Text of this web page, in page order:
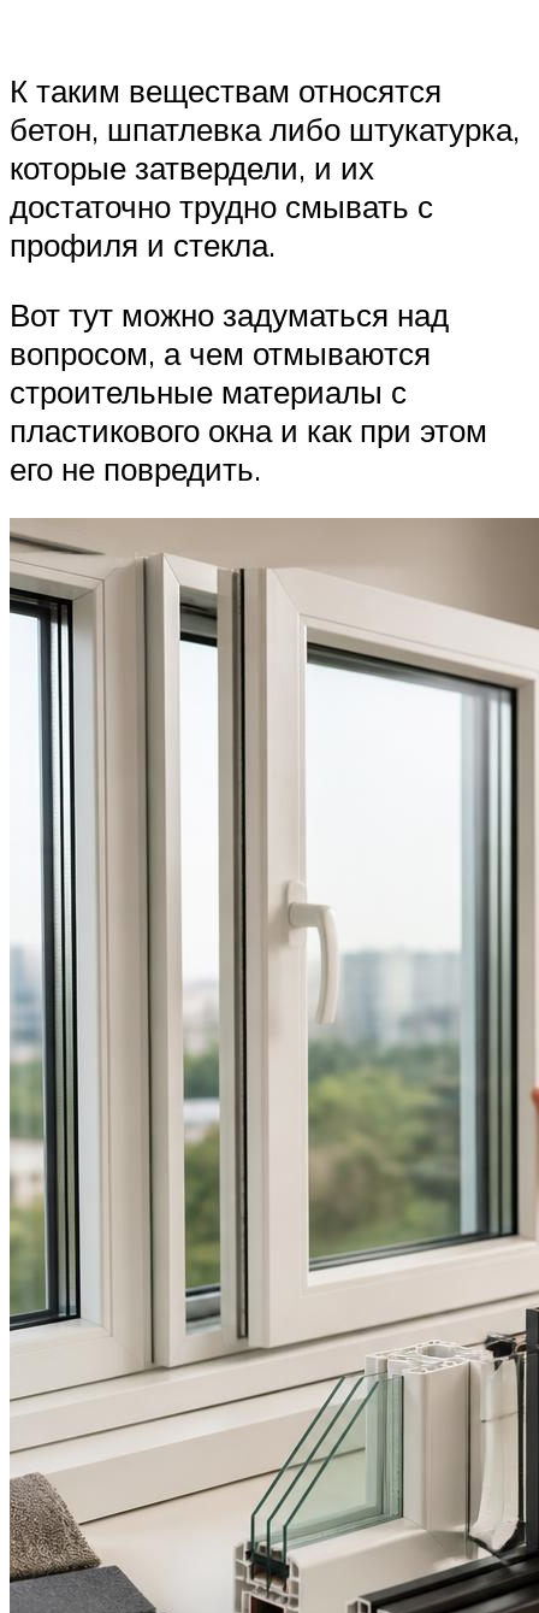
К таким веществам относятся
бетон, шпатлевка либо штукатурка,
которые затвердели, и их
достаточно трудно смывать с
профиля и стекла.
Вот тут можно задуматься над
вопросом, а чем отмываются
строительные материалы с
пластикового окна и как при этом
его не повредить.